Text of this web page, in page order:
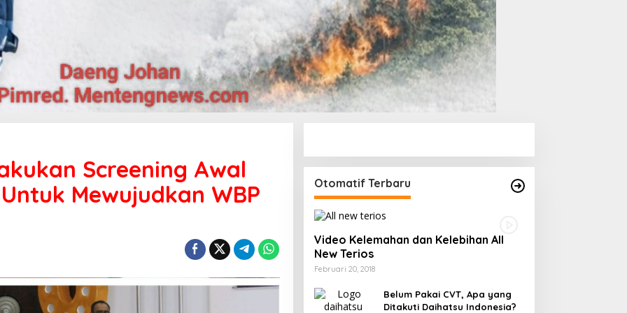
Screening Awal
Mewujudkan WBP
Otomatif Terbaru
Video Kelemahan dan Kelebihan All
New Terios
Februari 20, 2018
Belum Pakai CVT, Apa yang
Ditakuti Daihatsu Indonesia?